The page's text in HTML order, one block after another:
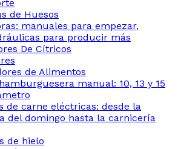
de Huesos
manuales para empezar,
para producir más
De Cítricos
de Alimentos
manual: 10, 13 y 15
de carne eléctricas: desde la
del domingo hasta la carnicería
de hielo